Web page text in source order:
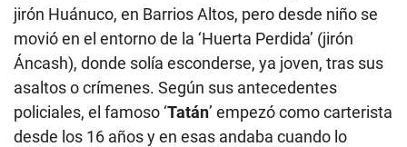
jirón Huánuco, en Barrios Altos, pero desde niño se
movió en el entorno de la ‘Huerta Perdida’ (jirón
Áncash), donde solía esconderse, ya joven, tras sus
asaltos o crímenes. Según sus antecedentes
policiales, el famoso ‘Tatán’ empezó como carterista
desde los 16 años y en esas andaba cuando lo